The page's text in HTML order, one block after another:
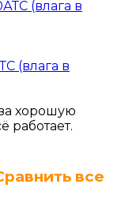
(влага в
хорошую
работает.
все